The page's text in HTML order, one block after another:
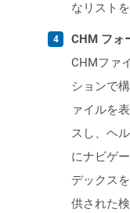
なリスト
CHM フォ
CHMファ
ションで
ァイルを
スし、ヘ
にナビゲ
デックス
供された